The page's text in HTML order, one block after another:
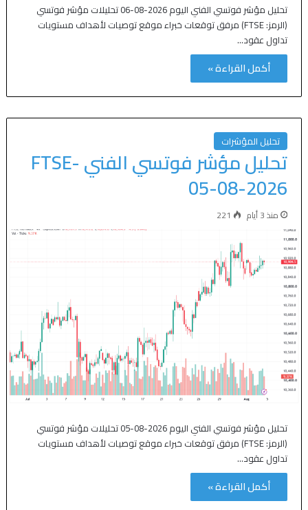
تحليل مؤشر فوتسي الفني اليوم 2026-08-06 تحليلات مؤشر فوتسي
(الرمز: FTSE) مرفق توقعات خبراء موقع توصيات لأهداف مستويات
تداول عقود…
أكمل القراءة »
تحليل المؤشرات
تحليل مؤشر فوتسي الفني FTSE-
05-08-2026
منذ 3 أيام 221
تحليل مؤشر فوتسي الفني اليوم 2026-08-05 تحليلات مؤشر فوتسي
(الرمز: FTSE) مرفق توقعات خبراء موقع توصيات لأهداف مستويات
تداول عقود…
أكمل القراءة »